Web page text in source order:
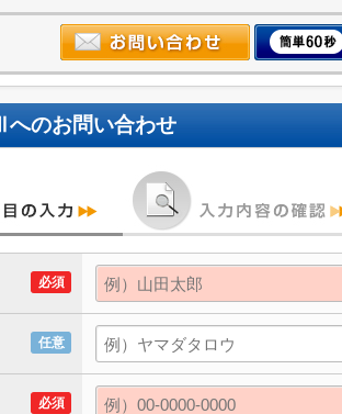
へのお問い合わせ
必須
任意
必須